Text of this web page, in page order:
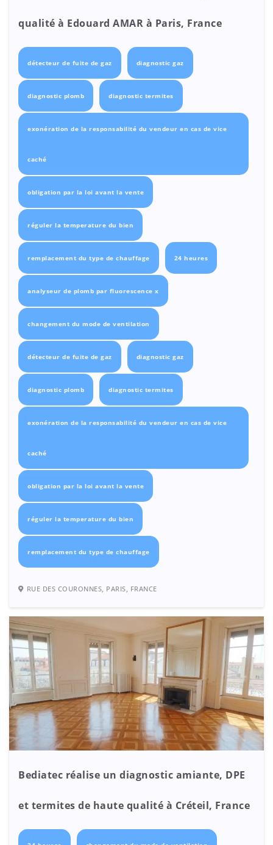
qualité à Edouard AMAR à Paris, France
détecteur de fuite de gaz diagnostic gaz
diagnostic plomb diagnostic termites
exonération de la responsabilité du vendeur en cas de vice
caché
obligation par la loi avant la vente
réguler la temperature du bien
remplacement du type de chauffage 24 heures
analyseur de plomb par fluorescence x
changement du mode de ventilation
détecteur de fuite de gaz diagnostic gaz
diagnostic plomb diagnostic termites
exonération de la responsabilité du vendeur en cas de vice
caché
obligation par la loi avant la vente
réguler la temperature du bien
remplacement du type de chauffage
RUE DES COURONNES, PARIS, FRANCE
Bediatec réalise un diagnostic amiante, DPE
et termites de haute qualité à Créteil, France